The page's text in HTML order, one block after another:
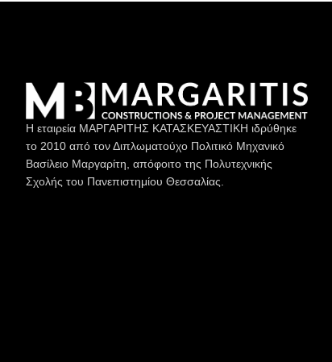
Η εταιρεία ΜΑΡΓΑΡΙΤΗΣ ΚΑΤΑΣΚΕΥΑΣΤΙΚΗ ιδρύθηκε
το 2010 από τον Διπλωματούχο Πολιτικό Μηχανικό
Βασίλειο Μαργαρίτη, απόφοιτο της Πολυτεχνικής
Σχολής του Πανεπιστημίου Θεσσαλίας.